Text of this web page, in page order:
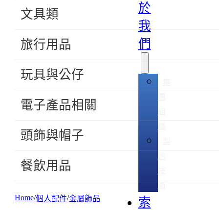
於
我
們
索
文具類
旅行用品
玩具與公仔
電子產品相關
頭飾與帽子
餐飲用品
Home 個人配件 金屬飾品